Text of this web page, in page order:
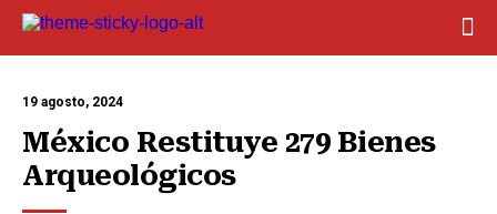
19 agosto, 2024
México Restituye 279 Bienes
Arqueológicos